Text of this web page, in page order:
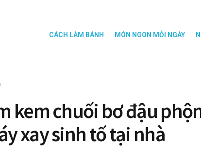
CÁCH LÀM BÁNH MÓN NGON MỖI NGÀY
kem chuối bơ đậu
xay sinh tố tại nhà